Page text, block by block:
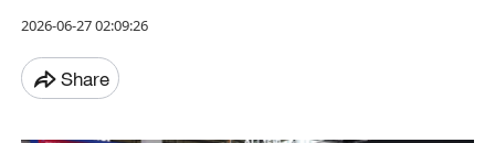
2026-06-27 02:09:26
Share